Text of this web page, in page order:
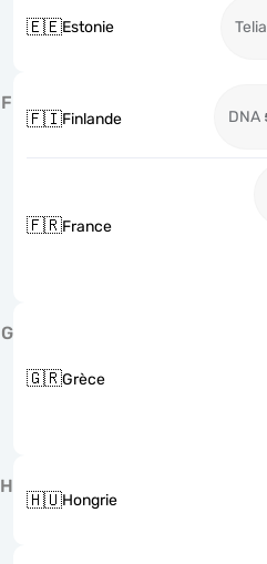
🇪🇪Estonie Telia
F
🇫🇮Finlande DNA
🇫🇷France
G
🇬🇷Grèce
H
🇭🇺Hongrie